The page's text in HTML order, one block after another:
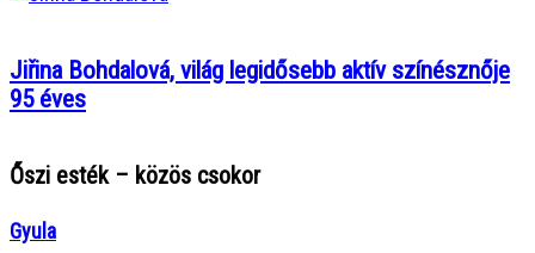
Jiřina Bohdalová, világ legidősebb aktív színésznője
95 éves
Őszi esték – közös csokor
Gyula